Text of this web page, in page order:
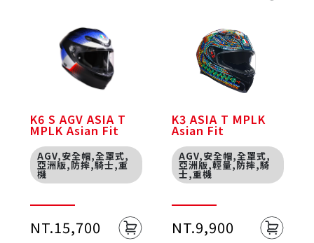
K6 S AGV ASIA T
MPLK Asian Fit
AGV,安全帽,全罩式,
亞洲版,防摔,騎士,重
機
NT.15,700
K3 ASIA T MPLK
Asian Fit
AGV,安全帽,全罩式,
亞洲版,輕量,防摔,騎
士,重機
NT.9,900